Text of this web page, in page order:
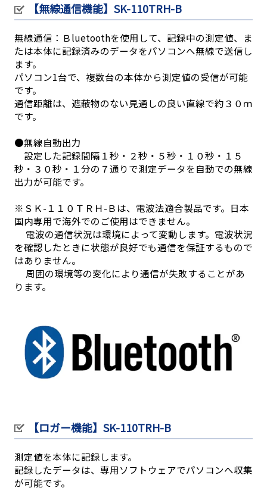
【無線通信機能】SK-110TRH-B
無線通信：Ｂluetoothを使用して、記録中の測定値、ま
たは本体に記録済みのデータをパソコンへ無線で送信し
ます。
パソコン1台で、複数台の本体から測定値の受信が可能
です。
通信距離は、遮蔽物のない見通しの良い直線で約３０ｍ
です。
●無線自動出力
設定した記録間隔１秒・２秒・５秒・１０秒・１５
秒・３０秒・１分の７通りで測定データを自動での無線
出力が可能です。
※ＳＫ-１１０ＴＲＨ-Ｂは、電波法適合製品です。日本
国内専用で海外でのご使用はできません。
電波の通信状況は環境によって変動します。電波状況
を確認したときに状態が良好でも通信を保証するもので
はありません。
周囲の環境等の変化により通信が失敗することがあ
ります。
【ロガー機能】SK-110TRH-B
測定値を本体に記録します。
記録したデータは、専用ソフトウェアでパソコンへ収集
が可能です。